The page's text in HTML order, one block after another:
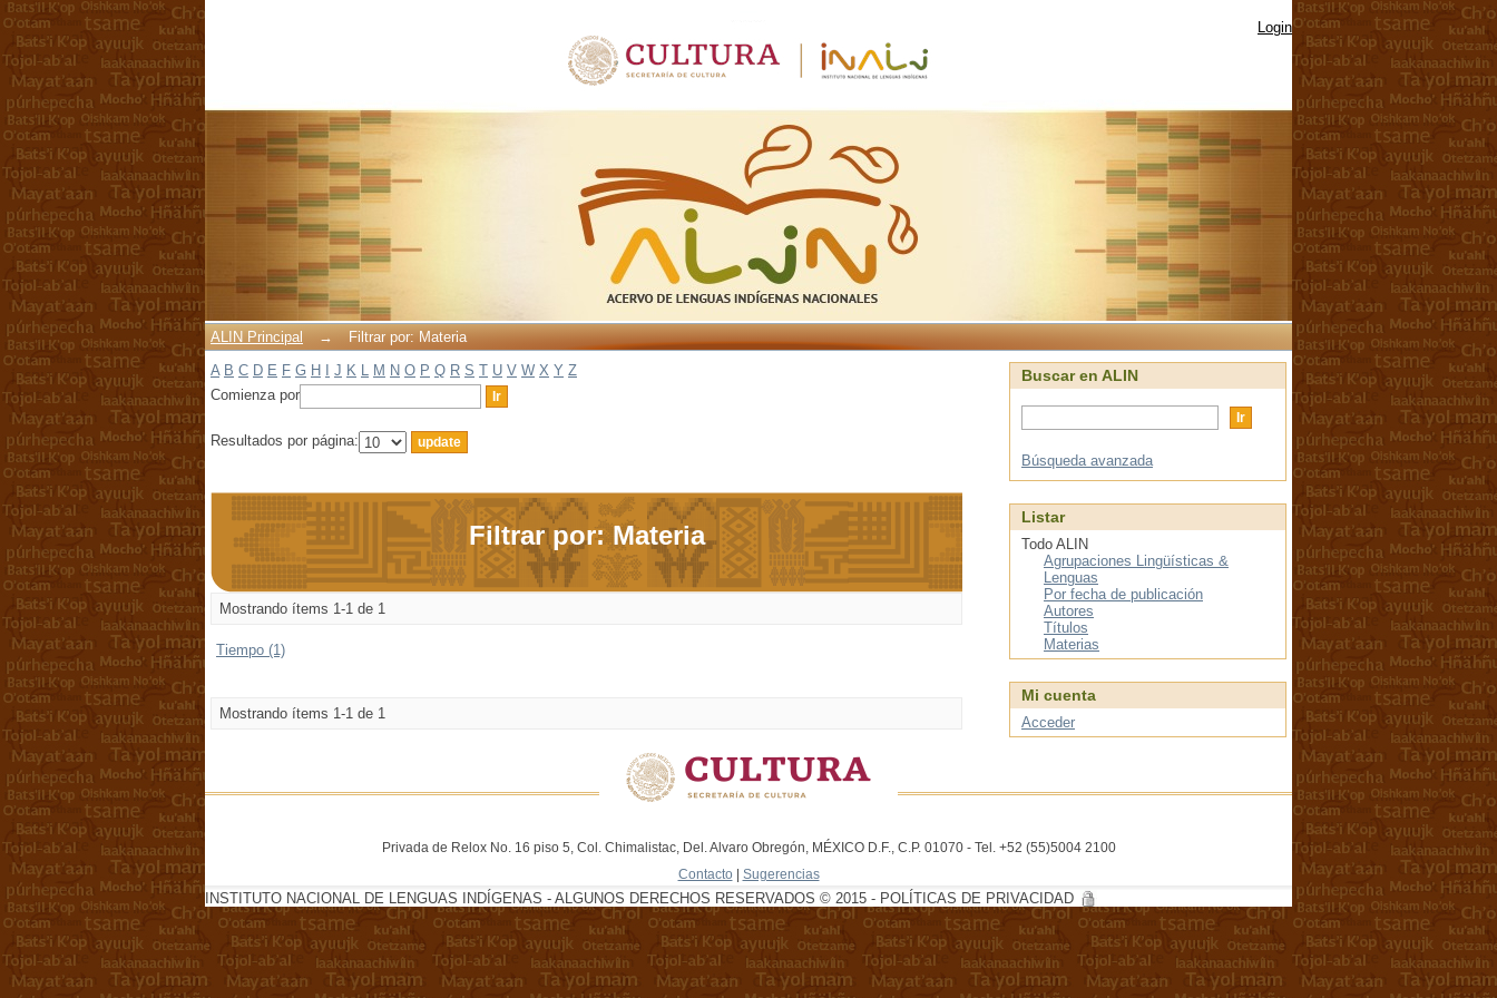
Login
ALIN Principal →
Filtrar por: Materia
A B C D E F G H J K L M N O P Q R S T U V W X Y Z
Comienza por
Resultados por página:
Filtrar por: Materia
Mostrando ítems 1-1 de 1
Tiempo (1)
Mostrando ítems 1-1 de 1
Buscar en ALIN
Búsqueda avanzada
Listar
Todo ALIN
Agrupaciones Lingüísticas &
Lenguas
Por fecha de publicación
Autores
Títulos
Materias
Mi cuenta
Acceder
Privada de Relox No. 16 piso 5, Col. Chimalistac, Del. Alvaro Obregón, MÉXICO D.F., C.P. 01070 - Tel. +52 (55)5004 2100
Contacto | Sugerencias
INSTITUTO NACIONAL DE LENGUAS INDÍGENAS - ALGUNOS DERECHOS RESERVADOS © 2015 - POLÍTICAS DE PRIVACIDAD